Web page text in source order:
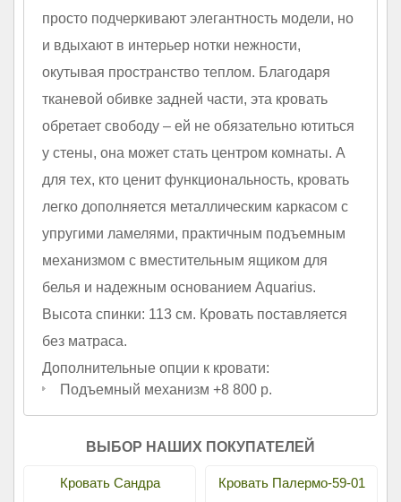
просто подчеркивают элегантность модели, но
и вдыхают в интерьер нотки нежности,
окутывая пространство теплом. Благодаря
тканевой обивке задней части, эта кровать
обретает свободу – ей не обязательно ютиться
у стены, она может стать центром комнаты. А
для тех, кто ценит функциональность, кровать
легко дополняется металлическим каркасом с
упругими ламелями, практичным подъемным
механизмом с вместительным ящиком для
белья и надежным основанием Aquarius.
Высота спинки: 113 см. Кровать поставляется
без матраса.
Дополнительные опции к кровати:
Подъемный механизм +8 800 р.
ВЫБОР НАШИХ ПОКУПАТЕЛЕЙ
Кровать Сандра Кровать Палермо-59-01